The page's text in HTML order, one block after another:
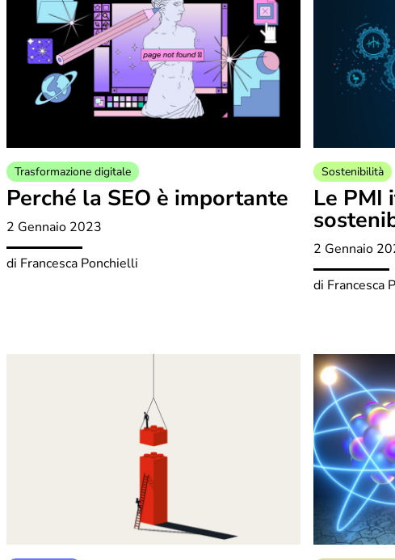
Trasformazione digitale
Perché la SEO è importante
2 Gennaio 2023
di Francesca Ponchielli
Sostenibilità
Le PMI
2 Gennaio
di Francesca